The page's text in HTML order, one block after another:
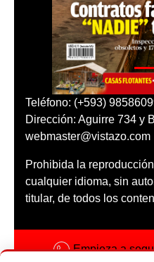
Teléfono: (+593)
Dirección: Aguirre 734 y
webmaster@vistazo.com
Prohibida la
cualquier idioma, sin
titular, de todos los
Empieza a